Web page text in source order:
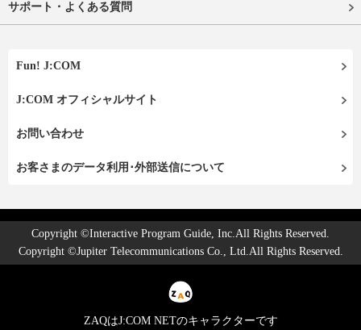
サポート・よくある質問
Fun! J:COM
J:COM オフィシャルサイト
お問い合わせ
お客さまのデータ利用･外部送信について
Copyright ©Interactive Program Guide, Inc.All Rights Reserved.
Copyright ©Jupiter Telecommunications Co., Ltd.All Rights Reserved.
ZAQはJ:COM NETのキャラクターです